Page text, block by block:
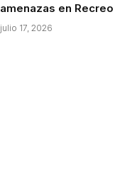
amenazas en Recreo
julio 17, 2026